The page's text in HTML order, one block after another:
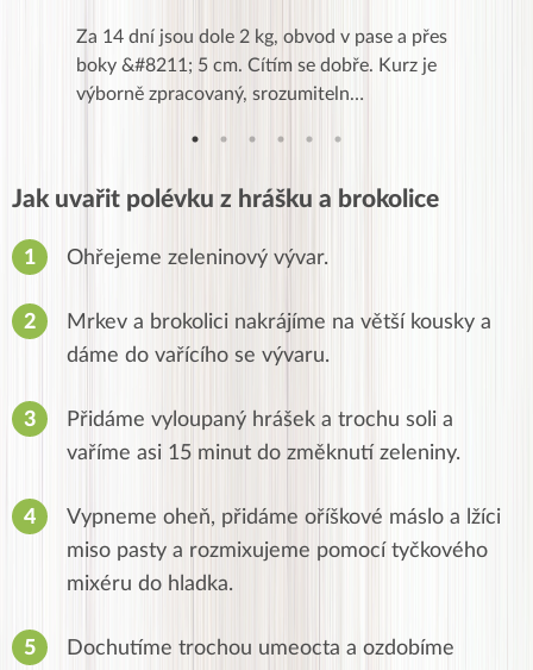
Za 14 dní jsou dole 2 kg, obvod v pase a přes
boky &#8211; 5 cm. Cítím se dobře. Kurz je
výborně zpracovaný, srozumiteln…
Jak uvařit polévku z hrášku a brokolice
Ohřejeme zeleninový vývar.
Mrkev a brokolici nakrájíme na větší kousky a
dáme do vařícího se vývaru.
Přidáme vyloupaný hrášek a trochu soli a
vaříme asi 15 minut do změknutí zeleniny.
Vypneme oheň, přidáme oříškové máslo a lžíci
miso pasty a rozmixujeme pomocí tyčkového
mixéru do hladka.
Dochutíme trochou umeocta a ozdobíme